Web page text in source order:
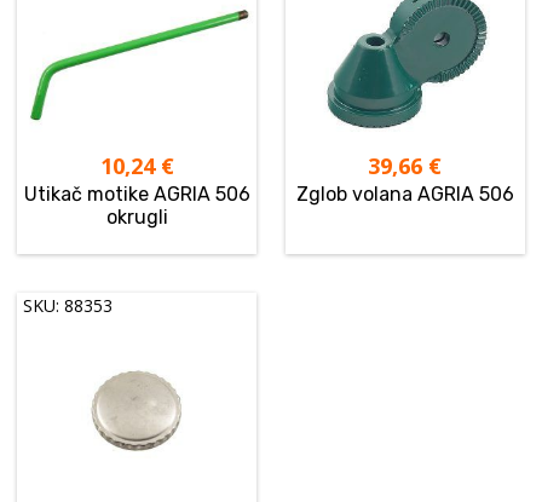
10,24 €
Utikač motike AGRIA 506
okrugli
39,66 €
Zglob volana AGRIA 506
SKU: 88353